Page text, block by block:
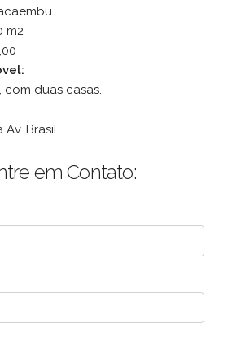
m2
com duas casas.
Brasil.
em Contato: